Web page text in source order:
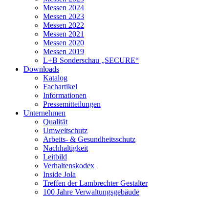
Messen 2024
Messen 2023
Messen 2022
Messen 2021
Messen 2020
Messen 2019
L+B Sonderschau „SECURE“
Downloads
Katalog
Fachartikel
Informationen
Pressemitteilungen
Unternehmen
Qualität
Umweltschutz
Arbeits- & Gesundheitsschutz
Nachhaltigkeit
Leitbild
Verhaltenskodex
Inside Jola
Treffen der Lambrechter Gestalter
100 Jahre Verwaltungsgebäude